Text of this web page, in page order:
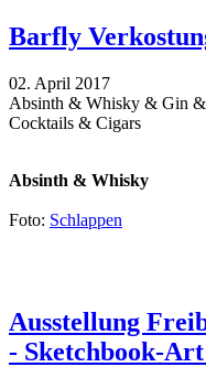
Barfly
02. April 2017
Absinth & Whisky & Gin
Cocktails & Cigars
Absinth & Whisky
Foto: Schlappen
Ausstellung
- Sketchbook-